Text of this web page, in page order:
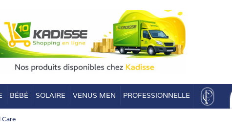
BÉBÉ SOLAIRE VENUS MEN PROFESSIONNELLE